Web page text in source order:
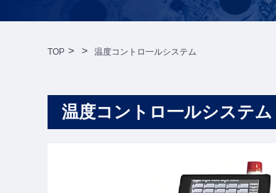
TOP 温度コントロ一ルシステム
温度コントロ一ルシステム